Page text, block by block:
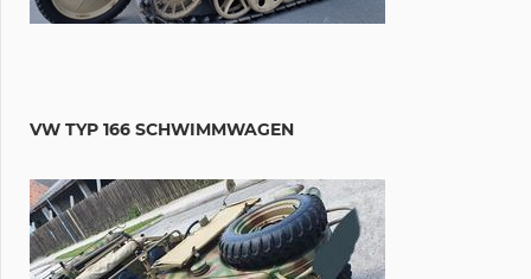
VW TYP 166 SCHWIMMWAGEN